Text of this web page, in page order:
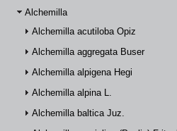
Alchemilla
Alchemilla acutiloba Opiz
Alchemilla aggregata Buser
Alchemilla alpigena Hegi
Alchemilla alpina L.
Alchemilla baltica Juz.